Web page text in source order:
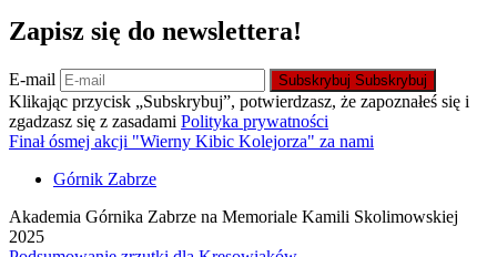
Zapisz się do newslettera!
E-mail Subskrybuj Subskrybuj
Klikając przycisk „Subskrybuj”, potwierdzasz, że zapoznałeś się i
zgadzasz się z zasadami Polityka prywatności
Finał ósmej akcji "Wierny Kibic Kolejorza" za nami
Górnik Zabrze
Akademia Górnika Zabrze na Memoriale Kamili Skolimowskiej
2025